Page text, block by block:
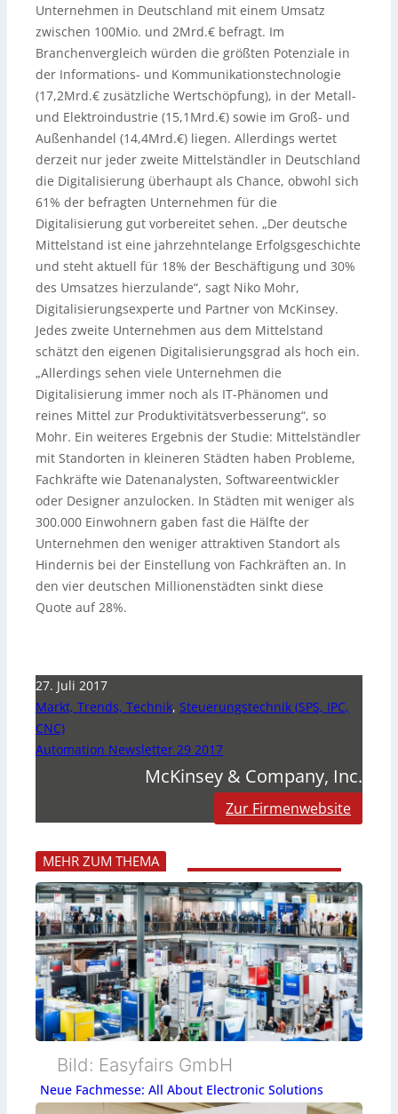
Unternehmen in Deutschland mit einem Umsatz
zwischen 100Mio. und 2Mrd.€ befragt. Im
Branchenvergleich würden die größten Potenziale in
der Informations- und Kommunikationstechnologie
(17,2Mrd.€ zusätzliche Wertschöpfung), in der Metall-
und Elektroindustrie (15,1Mrd.€) sowie im Groß- und
Außenhandel (14,4Mrd.€) liegen. Allerdings wertet
derzeit nur jeder zweite Mittelständler in Deutschland
die Digitalisierung überhaupt als Chance, obwohl sich
61% der befragten Unternehmen für die
Digitalisierung gut vorbereitet sehen. „Der deutsche
Mittelstand ist eine jahrzehntelange Erfolgsgeschichte
und steht aktuell für 18% der Beschäftigung und 30%
des Umsatzes hierzulande“, sagt Niko Mohr,
Digitalisierungsexperte und Partner von McKinsey.
Jedes zweite Unternehmen aus dem Mittelstand
schätzt den eigenen Digitalisierungsgrad als hoch ein.
„Allerdings sehen viele Unternehmen die
Digitalisierung immer noch als IT-Phänomen und
reines Mittel zur Produktivitätsverbesserung“, so
Mohr. Ein weiteres Ergebnis der Studie: Mittelständler
mit Standorten in kleineren Städten haben Probleme,
Fachkräfte wie Datenanalysten, Softwareentwickler
oder Designer anzulocken. In Städten mit weniger als
300.000 Einwohnern gaben fast die Hälfte der
Unternehmen den weniger attraktiven Standort als
Hindernis bei der Einstellung von Fachkräften an. In
den vier deutschen Millionenstädten sinkt diese
Quote auf 28%.
27. Juli 2017
Markt, Trends, Technik, Steuerungstechnik (SPS, IPC,
CNC)
Automation Newsletter 29 2017
McKinsey & Company, Inc.
Zur Firmenwebsite
MEHR ZUM THEMA
Bild: Easyfairs GmbH
Neue Fachmesse: All About Electronic Solutions